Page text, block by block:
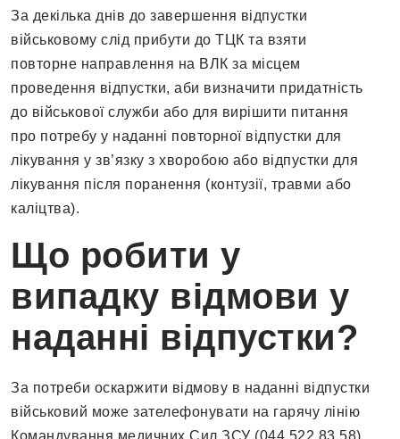
За декілька днів до завершення відпустки
військовому слід прибути до ТЦК та взяти
повторне направлення на ВЛК за місцем
проведення відпустки, аби визначити придатність
до військової служби або для вирішити питання
про потребу у наданні повторної відпустки для
лікування у зв’язку з хворобою або відпустки для
лікування після поранення (контузії, травми або
каліцтва).
Що робити у
випадку відмови у
наданні відпустки?
За потреби оскаржити відмову в наданні відпустки
військовий може зателефонувати на гарячу лінію